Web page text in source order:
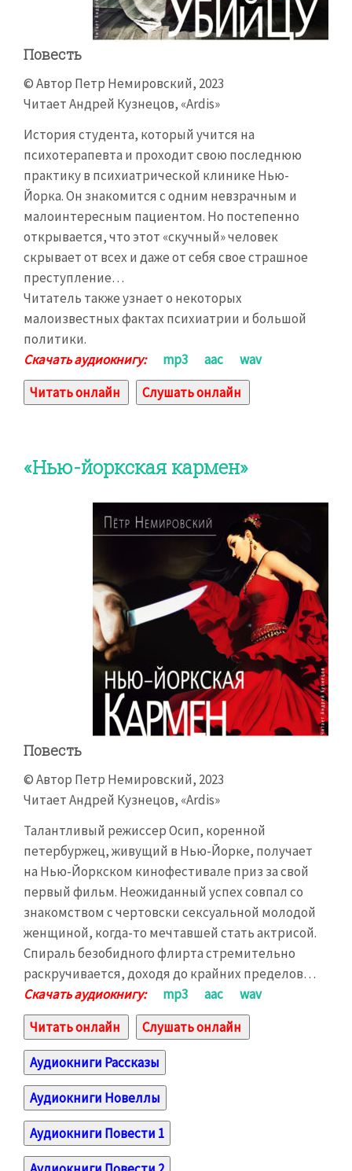
Повесть
© Автор Петр Немировский, 2023
Читает Андрей Кузнецов, «Ardis»
История студента, который учится на
психотерапевта и проходит свою последнюю
практику в психиатрической клинике Нью-
Йорка. Он знакомится с одним невзрачным и
малоинтересным пациентом. Но постепенно
открывается, что этот «скучный» человек
скрывает от всех и даже от себя свое страшное
преступление…
Читатель также узнает о некоторых
малоизвестных фактах психиатрии и большой
политики.
Скачать аудиокнигу: mp3 aac
wav
Читать онлайн
Слушать онлайн
«Нью-йоркская кармен»
Повесть
© Автор Петр Немировский, 2023
Читает Андрей Кузнецов, «Ardis»
Талантливый режиссер Осип, коренной
петербуржец, живущий в Нью-Йорке, получает
на Нью-Йоркском кинофестивале приз за свой
первый фильм. Неожиданный успех совпал со
знакомством с чертовски сексуальной молодой
женщиной, когда-то мечтавшей стать актрисой.
Спираль безобидного флирта стремительно
раскручивается, доходя до крайних пределов…
Скачать аудиокнигу: mp3 aac
wav
Читать онлайн
Слушать онлайн
Аудиокниги Рассказы
Аудиокниги Новеллы
Аудиокниги Повести 1